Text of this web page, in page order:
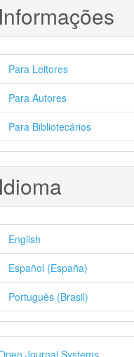
Para Leitores
Para Autores
Para Bibliotecários
English
Español (España)
Português (Brasil)
Journal Systems